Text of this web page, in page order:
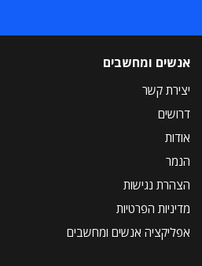
אנשים ומחשבים
יצירת קשר
דרושים
אודות
הנמר
הצהרת נגישות
מדיניות הפרטיות
אפליקציה אנשים ומחשבים